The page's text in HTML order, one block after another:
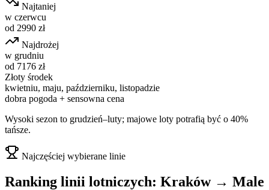
Najtaniej
w czerwcu
od 2990 zł
Najdrożej
w grudniu
od 7176 zł
Złoty środek
kwietniu, maju, październiku, listopadzie
dobra pogoda + sensowna cena
Wysoki sezon to grudzień–luty; majowe loty potrafią być o 40%
tańsze.
Najczęściej wybierane linie
Ranking linii lotniczych: Kraków→ Male